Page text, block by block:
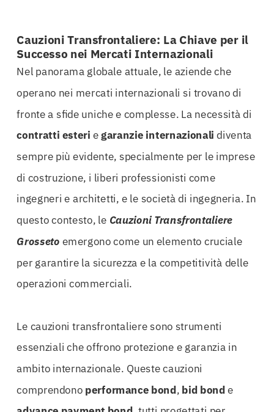
Cauzioni Transfrontaliere: La Chiave per il
Successo nei Mercati Internazionali
Nel panorama globale attuale, le aziende che
operano nei mercati internazionali si trovano di
fronte a sfide uniche e complesse. La necessità di
contratti esteri egaranzie internazionali diventa
sempre più evidente, specialmente per le imprese
di costruzione, i liberi professionisti come
ingegneri e architetti, e le società di ingegneria. In
questo contesto, le Cauzioni Transfrontaliere
Grosseto emergono come un elemento cruciale
per garantire la sicurezza e la competitività delle
operazioni commerciali.
Le cauzioni transfrontaliere sono strumenti
essenziali che offrono protezione e garanzia in
ambito internazionale. Queste cauzioni
comprendono performance bond, bid bonde